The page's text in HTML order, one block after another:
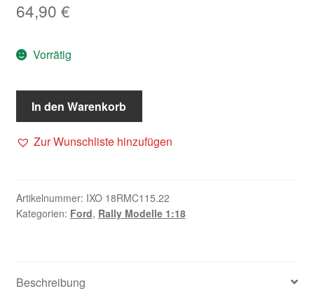
64,90 €
Vorrätig
In den Warenkorb
Zur Wunschliste hinzufügen
Artikelnummer: IXO 18RMC115.22
Kategorien: Ford, Rally Modelle 1:18
Beschreibung